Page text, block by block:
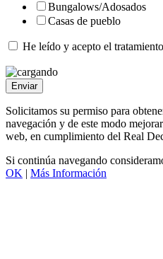
Bungalows/Adosados
Casas de pueblo
He leído y acepto el
Enviar
Solicitamos su permiso para
navegación y de este modo
web, en cumplimiento del Real
Si continúa navegando
OK | Más Información